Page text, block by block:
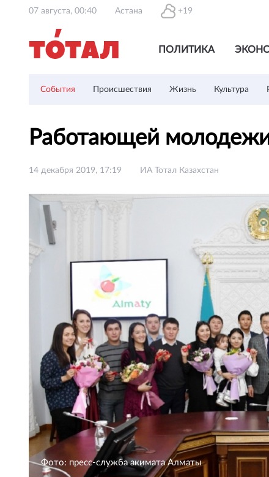
07 августа, 00:40 Астана +19
ПОЛИТИКА
События Происшествия Жизнь Культура
Работающей
14 декабря 2019, 17:19 ИА Тотал Казахстан
Фото: пресс-служба акимата Алматы